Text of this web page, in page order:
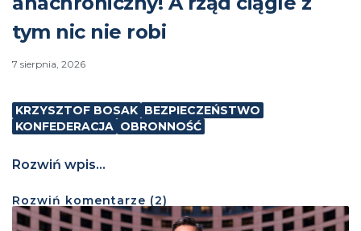
tym nic nie robi
7 sierpnia, 2026
KRZYSZTOF BOSAK BEZPIECZEŃSTWO
KONFEDERACJA OBRONNOŚĆ
Rozwiń wpis...
Rozwiń komentarze (2)